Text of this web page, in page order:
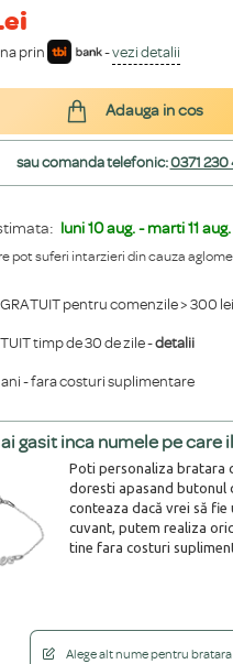
luni 10 aug. - marti 11 aug.
pot suferi intarzieri din cauza
pentru comenzile > 300 lei
timp de 30 de zile -detalii
- fara costuri suplimentare
prin -vezi detalii
Adauga in cos
sau comanda telefonic:0371 230
ai gasit inca numele pe care
Poti personaliza bratara
doresti apasand butonul
conteaza dacă vrei să fie
cuvant, putem realiza
tine fara costuri
Alege alt nume pentru bratara